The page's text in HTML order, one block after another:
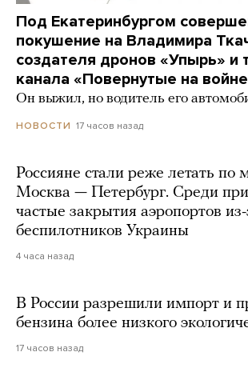
Под Екатеринбургом
покушение на Владимира
создателя дронов «Упырь» и
канала «Повернутые на
Он выжил, но водитель его
НОВОСТИ 17 часов назад
Россияне стали реже летать по
Москва — Петербург. Среди
частые закрытия аэропортов из-
беспилотников Украины
4 часа назад
В России разрешили импорт и
бензина более низкого
17 часов назад